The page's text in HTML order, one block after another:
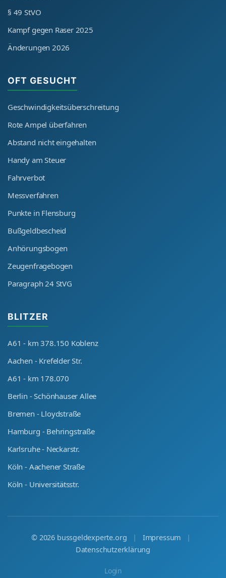
§ 49 StVO
Kampf gegen Raser 2025
Änderungen 2026
OFT GESUCHT
Geschwindigkeitsüberschreitung
Rote Ampel überfahren
Abstand nicht eingehalten
Handy am Steuer
Fahrverbot
Messverfahren
Punkte in Flensburg
Bußgeldbescheid
Anhörungsbogen
Zeugenfragebogen
Paragraph 24 StVG
BLITZER
A61 - km 378.150 Koblenz
Aachen - Krefelder Str.
A61 - km 178.070
Berlin - Schönhauser Allee
Bremen - Lloydstraße
Hamburg - Behringstraße
Karlsruhe - Neckarstr.
Köln - Aachener Straße
Köln - Universitätsstr.
© 2026 bussgeldexperte.org | Impressum
|
Datenschutzerklärung
Login